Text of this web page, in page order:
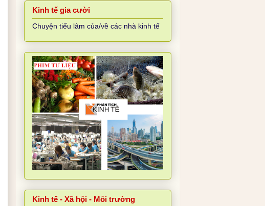
Kinh tế gia cười
Chuyện tiếu lâm của/về các nhà kinh tế
Kinh tế - Xã hội - Môi trường